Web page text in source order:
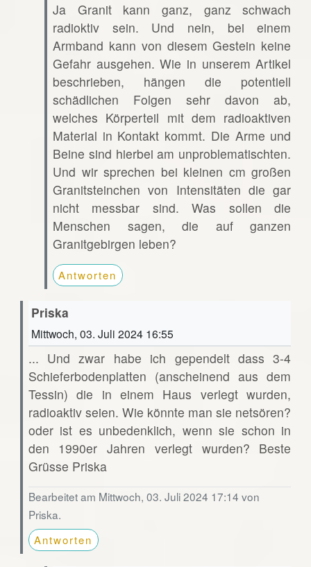
Ja Granit kann ganz, ganz schwach
radioktiv sein. Und nein, bei einem
Armband kann von diesem Gestein keine
Gefahr ausgehen. Wie in unserem Artikel
beschrieben, hängen die potentiell
schädlichen Folgen sehr davon ab,
welches Körperteil mit dem radioaktiven
Material in Kontakt kommt. Die Arme und
Beine sind hierbei am unproblematischten.
Und wir sprechen bei kleinen cm großen
Granitsteinchen von Intensitäten die gar
nicht messbar sind. Was sollen die
Menschen sagen, die auf ganzen
Granitgebirgen leben?
Antworten
Priska
Mittwoch, 03. Juli 2024 16:55
... Und zwar habe ich gependelt dass 3-4
Schieferbodenplatten (anscheinend aus dem
Tessin) die in einem Haus verlegt wurden,
radioaktiv seien. Wie könnte man sie netsören?
oder ist es unbedenklich, wenn sie schon in
den 1990er Jahren verlegt wurden? Beste
Grüsse Priska
Bearbeitet am Mittwoch, 03. Juli 2024 17:14 von
Priska.
Antworten